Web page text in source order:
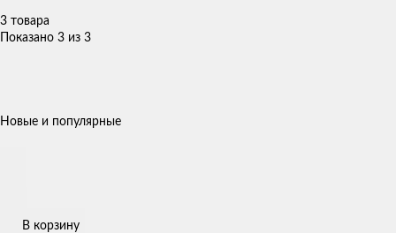
3 товара
Показано 3 из 3
Новые и популярные
В корзину